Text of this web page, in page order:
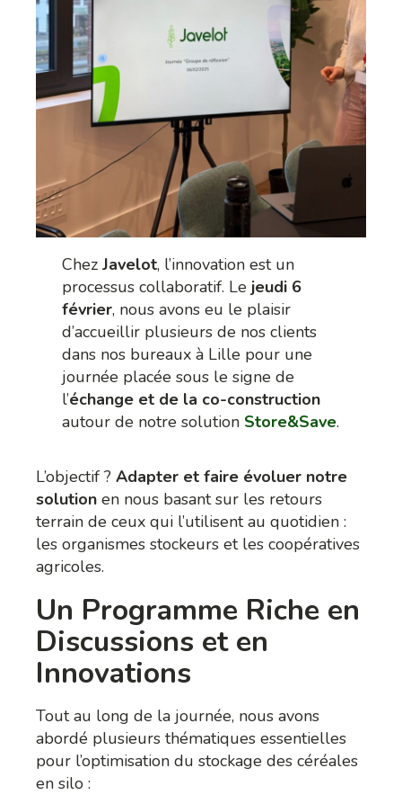
ChezJavelot, l’innovation est un
processus collaboratif. Le jeudi 6
février, nous avons eu le plaisir
d’accueillir plusieurs de nos clients
dans nos bureaux à Lille pour une
journée placée sous le signe de
l’échange et de la co-construction
autour de notre solution Store&Save.
L’objectif ? Adapter et faire évoluer notre
solution en nous basant sur les retours
terrain de ceux qui l’utilisent au quotidien :
les organismes stockeurs et les coopératives
agricoles.
Un Programme Riche en
Discussions et en
Innovations
Tout au long de la journée, nous avons
abordé plusieurs thématiques essentielles
pour l’optimisation du stockage des céréales
en silo :